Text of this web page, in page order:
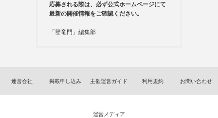
応募される際は、必ず公式ホームページにて
最新の開催情報をご確認ください。
「登竜門」編集部
運営会社 掲載申し込み 主催運営ガイド 利用規約 お問い合わせ
運営メディア